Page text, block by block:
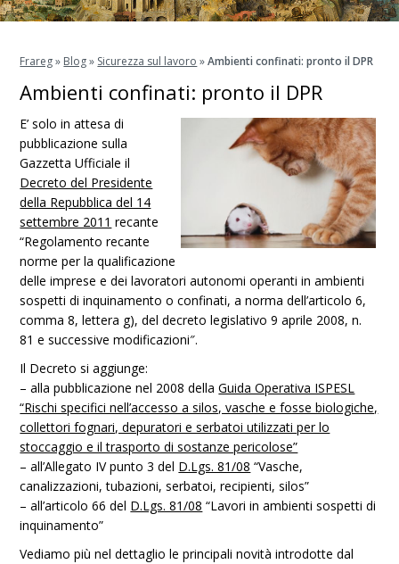
Frareg» Blog» Sicurezza sul lavoro »Ambienti confinati: pronto il DPR
Ambienti confinati: pronto il DPR
E’ solo in attesa di
pubblicazione sulla
Gazzetta Ufficiale il
Decreto del Presidente
della Repubblica del 14
settembre 2011 recante
“Regolamento recante
norme per la qualificazione
delle imprese e dei lavoratori autonomi operanti in ambienti
sospetti di inquinamento o confinati, a norma dell’articolo 6,
comma 8, lettera g), del decreto legislativo 9 aprile 2008, n.
81 e successive modificazioni″.
Il Decreto si aggiunge:
– alla pubblicazione nel 2008 dellaGuida Operativa ISPESL
“Rischi specifici nell’accesso a silos, vasche e fosse biologiche,
collettori fognari, depuratori e serbatoi utilizzati per lo
stoccaggio e il trasporto di sostanze pericolose”
– all’Allegato IV punto 3 del D.Lgs. 81/08 “Vasche,
canalizzazioni, tubazioni, serbatoi, recipienti, silos”
– all’articolo 66 del D.Lgs. 81/08 “Lavori in ambienti sospetti di
inquinamento”
Vediamo più nel dettaglio le principali novità introdotte dal